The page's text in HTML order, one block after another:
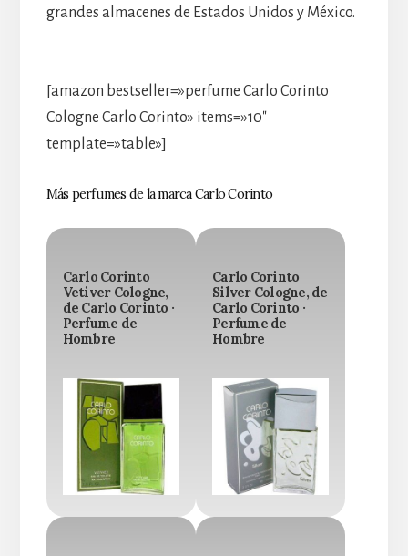
grandes almacenes de Estados Unidos y México.
[amazon bestseller=»perfume Carlo Corinto
Cologne Carlo Corinto» items=»10″
template=»table»]
Más perfumes de la marca Carlo Corinto
Carlo Corinto
Vetiver Cologne,
de Carlo Corinto ·
Perfume de
Hombre
Carlo Corinto
Silver Cologne, de
Carlo Corinto ·
Perfume de
Hombre